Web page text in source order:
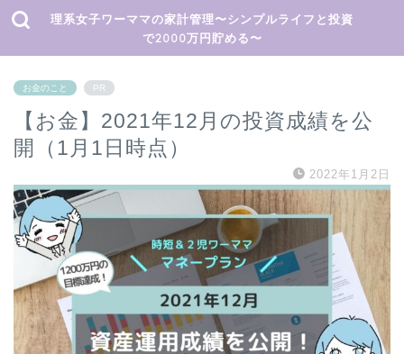
理系女子ワーママの家計管理〜シンプルライフと投資
で2000万円貯める〜
お金のこと PR
【お金】2021年12月の投資成績を公
開（1月1日時点）
2022年1月2日